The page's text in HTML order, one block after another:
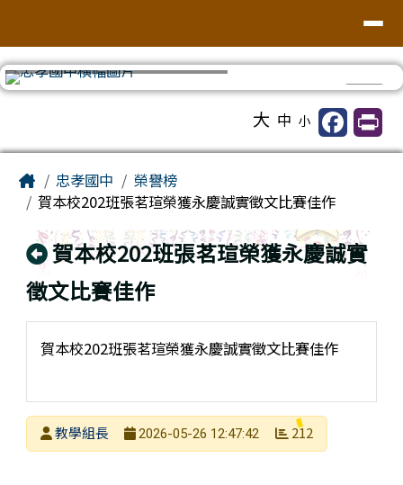
大 中 小
Home忠孝國中
榮譽榜
賀本校202班張茗瑄榮獲永慶誠實徵文比賽佳作
回上頁
賀本校202班張茗瑄榮獲永慶誠實
徵文比賽佳作
賀本校202班張茗瑄榮獲永慶誠實徵文比賽佳作
發布者
教學組長
2026-05-26 12:47:42 212